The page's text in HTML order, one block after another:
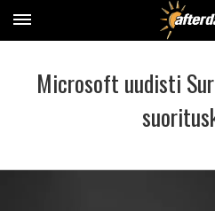
Microsoft uudisti